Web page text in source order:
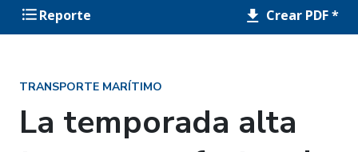
Reporte Crear PDF *
TRANSPORTE MARÍTIMO
La temporada alta